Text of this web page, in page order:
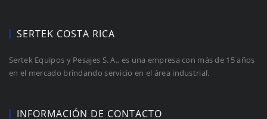
SERTEK COSTA RICA
Sertek Equipos y Pesajes S. A., es una empresa con más de 15 años
en el mercado brindando servicio en el área industrial.
INFORMACIÓN DE CONTACTO